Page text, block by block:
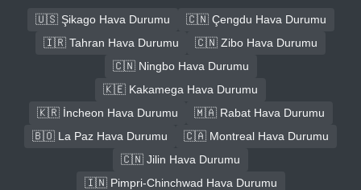
🇺🇸 Şikago Hava Durumu
🇨🇳 Çengdu Hava Durumu
🇮🇷 Tahran Hava Durumu
🇨🇳 Zibo Hava Durumu
🇨🇳 Ningbo Hava Durumu
🇰🇪 Kakamega Hava Durumu
🇰🇷 İncheon Hava Durumu
🇲🇦 Rabat Hava Durumu
🇧🇴 La Paz Hava Durumu
🇨🇦 Montreal Hava Durumu
🇨🇳 Jilin Hava Durumu
🇮🇳 Pimpri-Chinchwad Hava Durumu